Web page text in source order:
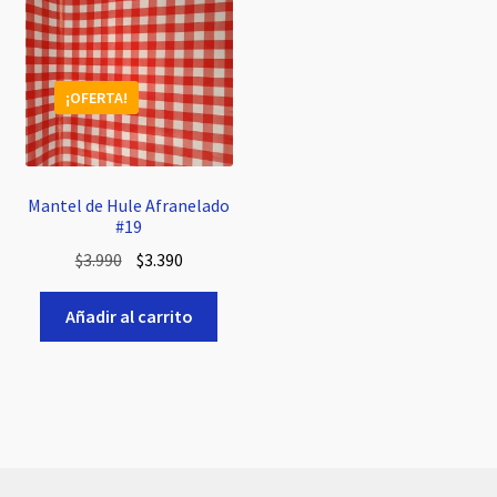
Mantel de Hule Afranelado
#19
¡OFERTA!
$3.990 El
precio
original
era:
$3.390El
precio
actual
es:
Añadir al carrito